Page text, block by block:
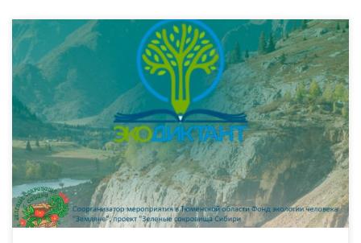
Экологический диктант – это ежегодный проект, направленный на
формирование экологической культуры, популяризацию экологических знаний
среди различных слоев населения, повышение уровня экологической
грамотности в качестве меры